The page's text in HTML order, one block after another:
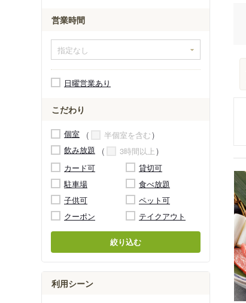
営業時間
日曜営業あり
こだわり
個室
半個室を含む
飲み放題
3時間以上
カード可
貸切可
駐車場
食べ放題
子供可
ペット可
クーポン
テイクアウト
絞り込む
利用シーン